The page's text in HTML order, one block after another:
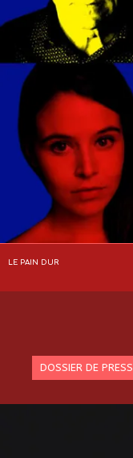
LE PAIN DUR
DOSSIER DE